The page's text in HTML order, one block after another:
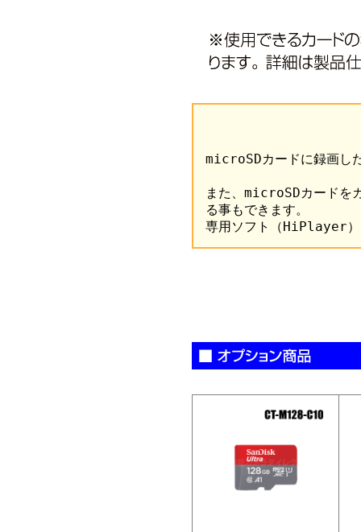
microSDカードに録画し
また、microSDカードを
る事もできます。
専用ソフト（HiPlayer